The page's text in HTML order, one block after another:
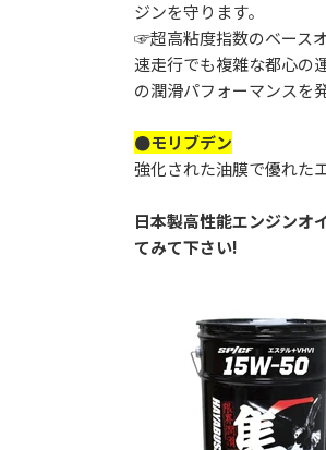
ジンを守ります。
☞超高粘度指数のベース
速走行でも複雑な都心の
の潤滑パフォーマンスを
●モリブデン
強化された油膜で優れた
日本製高性能エンジンオ
てみて下さい!